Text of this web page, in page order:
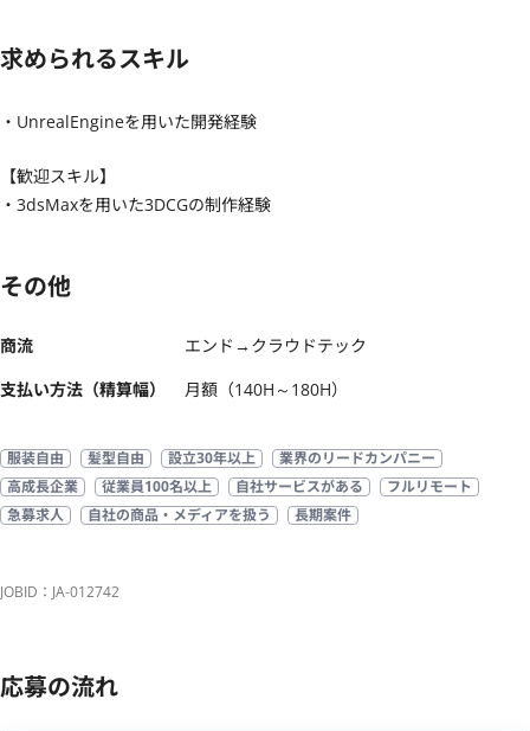
求められるスキル
・UnrealEngineを用いた開発経験
【歓迎スキル】
・3dsMaxを用いた3DCGの制作経験
その他
商流
エンド→クラウドテック
支払い方法（精算幅）
月額（140H～180H）
服装自由 髪型自由 設立30年以上
業界のリードカンパニー
高成長企業
従業員100名以上 自社サービスがある
フルリモート
急募求人
自社の商品・メディアを扱う 長期案件
JOBID：JA-012742
応募の流れ